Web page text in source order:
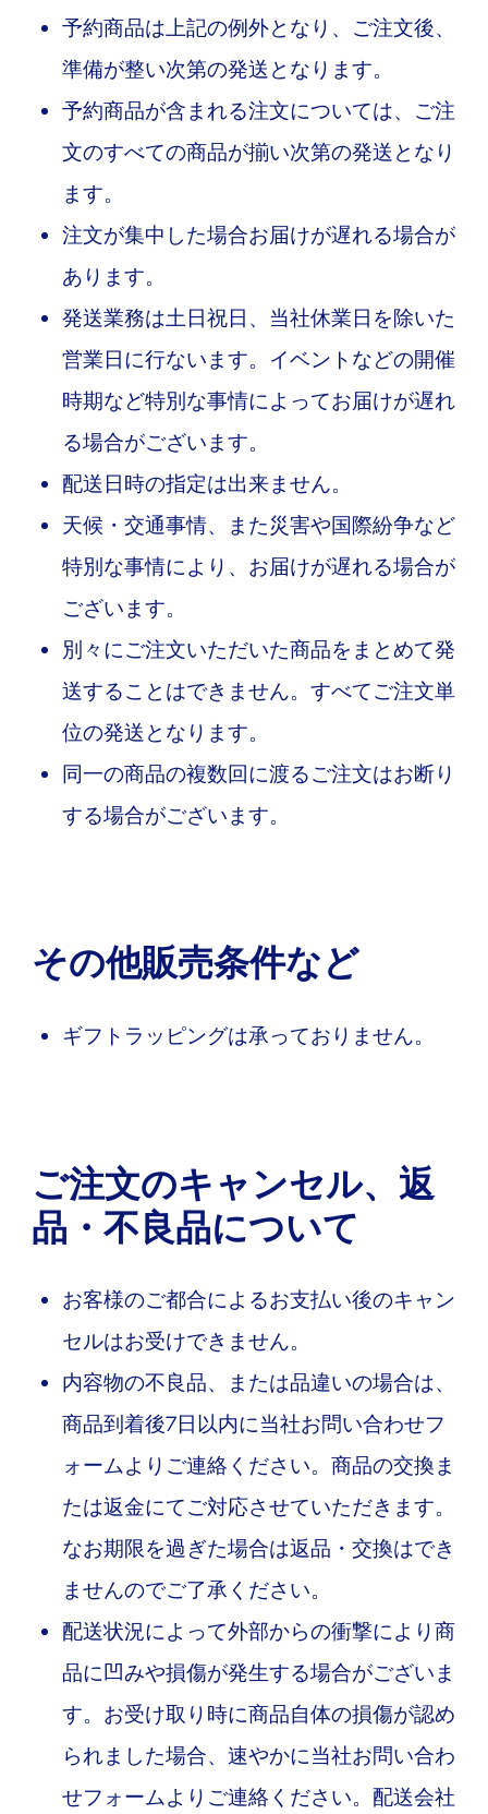
予約商品は上記の例外となり、ご注文後、
準備が整い次第の発送となります。
予約商品が含まれる注文については、ご注
文のすべての商品が揃い次第の発送となり
ます。
注文が集中した場合お届けが遅れる場合が
あります。
発送業務は土日祝日、当社休業日を除いた
営業日に行ないます。イベントなどの開催
時期など特別な事情によってお届けが遅れ
る場合がございます。
配送日時の指定は出来ません。
天候・交通事情、また災害や国際紛争など
特別な事情により、お届けが遅れる場合が
ございます。
別々にご注文いただいた商品をまとめて発
送することはできません。すべてご注文単
位の発送となります。
同一の商品の複数回に渡るご注文はお断り
する場合がございます。
その他販売条件など
ギフトラッピングは承っておりません。
ご注文のキャンセル、返
品・不良品について
お客様のご都合によるお支払い後のキャン
セルはお受けできません。
内容物の不良品、または品違いの場合は、
商品到着後7日以内に当社お問い合わせフ
ォームよりご連絡ください。商品の交換ま
たは返金にてご対応させていただきます。
なお期限を過ぎた場合は返品・交換はでき
ませんのでご了承ください。
配送状況によって外部からの衝撃により商
品に凹みや損傷が発生する場合がございま
す。お受け取り時に商品自体の損傷が認め
られました場合、速やかに当社お問い合わ
せフォームよりご連絡ください。配送会社